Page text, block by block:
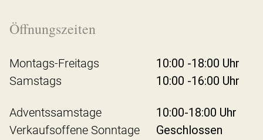
Öffnungszeiten
Montags-Freitags
10:00 -18:00 Uhr
Samstags
10:00 -16:00 Uhr
Adventssamstage
10:00-18:00 Uhr
Verkaufsoffene Sonntage
Geschlossen